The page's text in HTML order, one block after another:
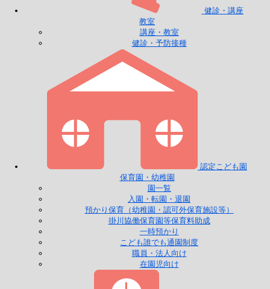
健診・講座
教室
講座・教室
健診・予防接種
認定こども園
保育園・幼稚園
園一覧
入園・転園・退園
預かり保育（幼稚園・認可外保育施設等）
掛川協働保育園等保育料助成
一時預かり
こども誰でも通園制度
職員・法人向け
在園児向け